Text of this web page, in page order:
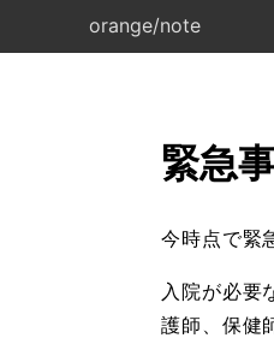
orange/note
緊急
今時点で緊
入院が必要
護師、保健